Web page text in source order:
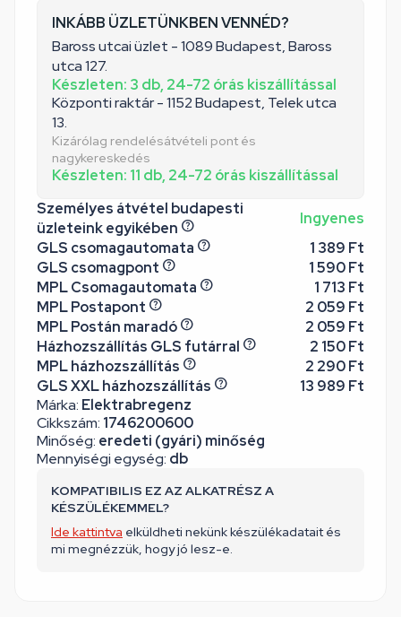
Márka: Elektrabregenz
Cikkszám: 1746200600
Minőség: eredeti (gyári) minőség
Mennyiségi egység: db
INKÁBB ÜZLETÜNKBEN VENNÉD?
Baross utcai üzlet - 1089 Budapest, Baross
utca 127.
Készleten: 3 db, 24-72 órás kiszállítással
Központi raktár - 1152 Budapest, Telek utca
13.
Kizárólag rendelésátvételi pont és
nagykereskedés
Készleten: 11 db, 24-72 órás kiszállítással
Személyes átvétel budapesti
üzleteink egyikében
Ingyenes
GLS csomagautomata
1 389 Ft
GLS csomagpont
1 590 Ft
MPL Csomagautomata
1 713 Ft
MPL Postapont
2 059 Ft
MPL Postán maradó
2 059 Ft
Házhozszállítás GLS futárral
2 150 Ft
MPL házhozszállítás
2 290 Ft
GLS XXL házhozszállítás
13 989 Ft
KOMPATIBILIS EZ AZ ALKATRÉSZ A
KÉSZÜLÉKEMMEL?
Ide kattintva elküldheti nekünk készülékadatait és
mi megnézzük, hogy jó lesz-e.